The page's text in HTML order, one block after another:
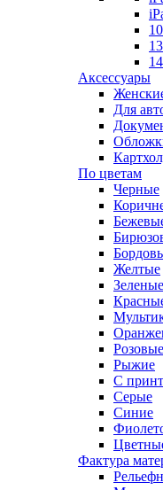
Аксессуары
Для
По цветам
Черные
Желтые
Зеленые
Розовые
Рыжие
С
Серые
Синие
Фактура